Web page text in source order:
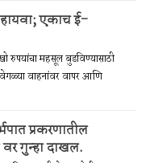
एकाच ई-
रुपयांचा महसूल बुडविण्यासाठी
वाहनांवर वापर आणि
प्रकरणातील
वर गुन्हा दाखल.